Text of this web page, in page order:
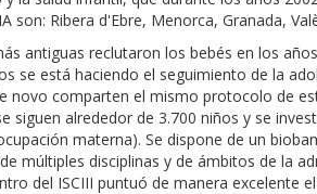
son: Ribera d'Ebre, Menorca, Granada,
antiguas reclutaron los bebés en los
se está haciendo el seguimiento de la
novo comparten el mismo protocolo de
siguen alrededor de 3.700 niños y se
materna). Se dispone de un
múltiples disciplinas y de ámbitos de la
del ISCIII puntuó de manera excelente